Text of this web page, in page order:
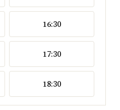
16:30
17:30
18:30